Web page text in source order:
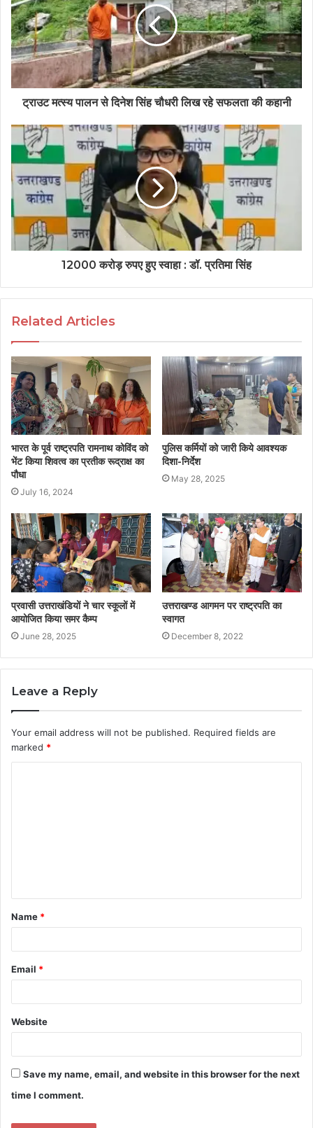
e
ट्राउट मत्स्य पालन से दिनेश सिंह चौधरी लिख रहे सफलता की कहानी
12000 करोड़ रुपए हुए स्वाहा : डॉ. प्रतिमा सिंह
Related Articles
भारत के पूर्व राष्ट्रपति रामनाथ कोविंद को
भेंट किया शिवत्व का प्रतीक रूद्राक्ष का
पौधा
July 16, 2024
पुलिस कर्मियों को जारी किये आवश्यक
दिशा-निर्देश
May 28, 2025
प्रवासी उत्तराखंडियों ने चार स्कूलों में
आयोजित किया समर कैम्प
June 28, 2025
उत्तराखण्ड आगमन पर राष्ट्रपति का
स्वागत
December 8, 2022
Leave a Reply
Your email address will not be published. Required fields are
marked *
t
*
Name *
Email *
Website
Save my name, email, and website in this browser for the next
time I comment.